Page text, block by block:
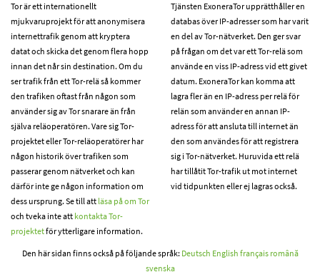
Tor är ett internationellt
mjukvaruprojekt för att anonymisera
internettrafik genom att kryptera
datat och skicka det genom flera hopp
innan det når sin destination. Om du
ser trafik från ett Tor-relä så kommer
den trafiken oftast från någon som
använder sig av Tor snarare än från
själva reläoperatören. Vare sig Tor-
projektet eller Tor-reläoperatörer har
någon historik över trafiken som
passerar genom nätverket och kan
därför inte ge någon information om
dess ursprung. Se till att läsa på om Tor
och tveka inte att kontakta Tor-
projektetför ytterligare information.
Tjänsten ExoneraTor upprätthåller en
databas över IP-adresser som har varit
en del av Tor-nätverket. Den ger svar
på frågan om det var ett Tor-relä som
använde en viss IP-adress vid ett givet
datum. ExoneraTor kan komma att
lagra fler än en IP-adress per relä för
relän som använder en annan IP-
adress för att ansluta till internet än
den som användes för att registrera
sig i Tor-nätverket. Huruvida ett relä
har tillåtit Tor-trafik ut mot internet
vid tidpunkten eller ej lagras också.
Den här sidan finns också på följande språk: Deutsch English français română
svenska